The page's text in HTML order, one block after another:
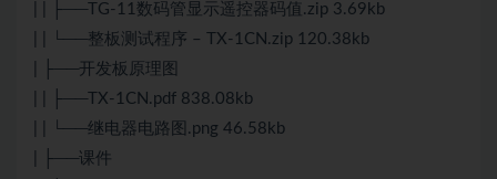
| | ├──TG-11数码管显示遥控器码值.zip 3.69kb
| | └──整板 测试程序 – TX-1CN.zip 120.38kb
| ├──开发板原理图
| | ├──TX-1CN.pdf 838.08kb
| | └──继电器电路图.png 46.58kb
| ├──课件